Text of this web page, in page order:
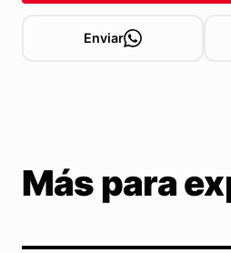
Enviar
Más para